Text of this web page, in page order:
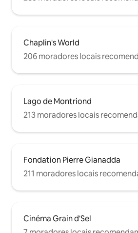
Chaplin's World
206 moradores locais
Lago de Montriond
213 moradores locais
Fondation Pierre Gianadda
211 moradores locais
Cinéma Grain d'Sel